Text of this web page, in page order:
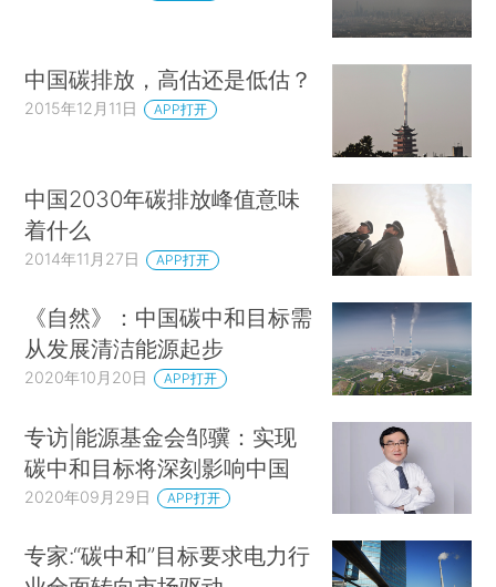
中国碳排放，高估还是低估？
2015年12月11日 APP打开
中国2030年碳排放峰值意味
着什么
2014年11月27日 APP打开
《自然》：中国碳中和目标需
从发展清洁能源起步
2020年10月20日 APP打开
专访|能源基金会邹骥：实现
碳中和目标将深刻影响中国
2020年09月29日 APP打开
专家:“碳中和”目标要求电力行